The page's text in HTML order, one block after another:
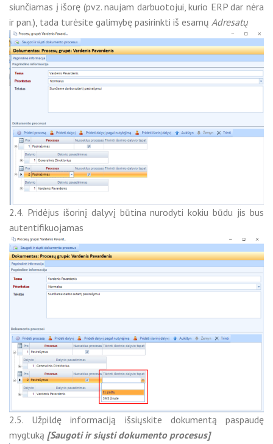
siunčiamas į išorę (pvz. naujam darbuotojui, kurio ERP dar nėra
ir pan.), tada turėsite galimybę pasirinkti iš esamų Adresatų
2.4. Pridėjus išorinį dalyvį būtina nurodyti kokiu būdu jis bus
autentifikuojamas
2.5. Užpildę informaciją išsiųskite dokumentą paspaudę
mygtuką [Saugoti ir siųsti dokumento procesus]